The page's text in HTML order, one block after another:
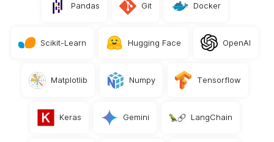
Pandas Git Docker
Scikit-Learn Hugging Face OpenAI
Matplotlib Numpy Tensorflow
Keras Gemini LangChain